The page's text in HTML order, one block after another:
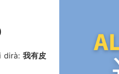
dirà: 我有皮